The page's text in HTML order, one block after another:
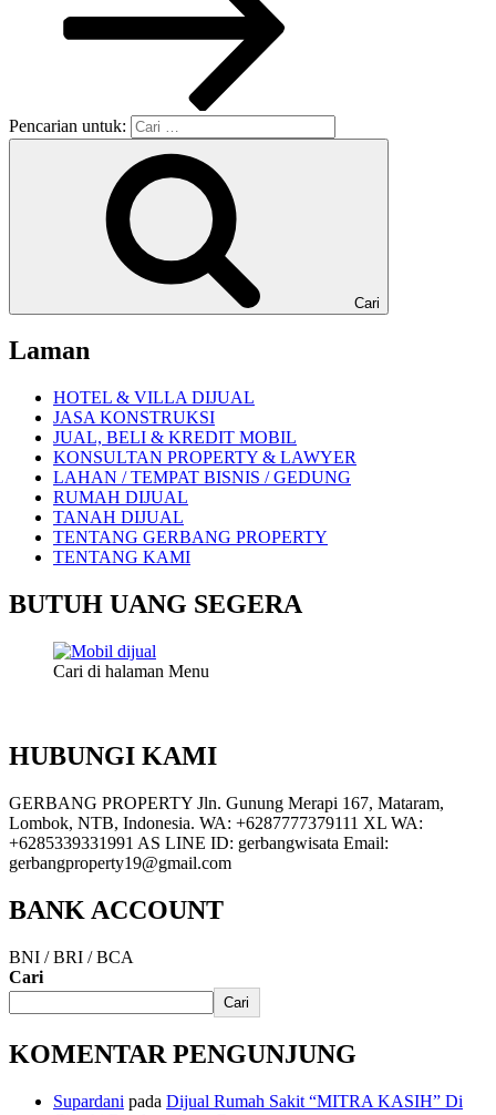
Pencarian untuk:
Cari
Laman
HOTEL & VILLA DIJUAL
JASA KONSTRUKSI
JUAL, BELI & KREDIT MOBIL
KONSULTAN PROPERTY & LAWYER
LAHAN / TEMPAT BISNIS / GEDUNG
RUMAH DIJUAL
TANAH DIJUAL
TENTANG GERBANG PROPERTY
TENTANG KAMI
BUTUH UANG SEGERA
Cari di halaman Menu
HUBUNGI KAMI
GERBANG PROPERTY Jln. Gunung Merapi 167, Mataram,
Lombok, NTB, Indonesia. WA: +6287777379111 XL WA:
+6285339331991 AS LINE ID: gerbangwisata Email:
gerbangproperty19@gmail.com
BANK ACCOUNT
BNI / BRI / BCA
Cari
Cari
KOMENTAR PENGUNJUNG
Supardani pada Dijual Rumah Sakit “MITRA KASIH” Di